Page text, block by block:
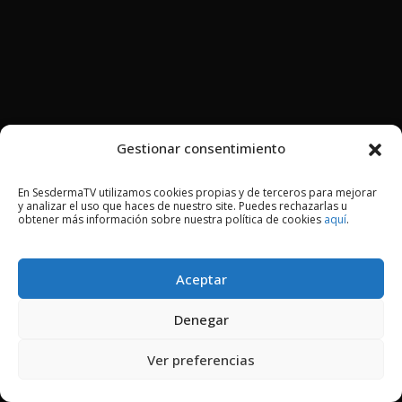
Gestionar consentimiento
En SesdermaTV utilizamos cookies propias y de terceros para mejorar
y analizar el uso que haces de nuestro site. Puedes rechazarlas u
obtener más información sobre nuestra política de cookies aquí.
Aceptar
Denegar
Ver preferencias